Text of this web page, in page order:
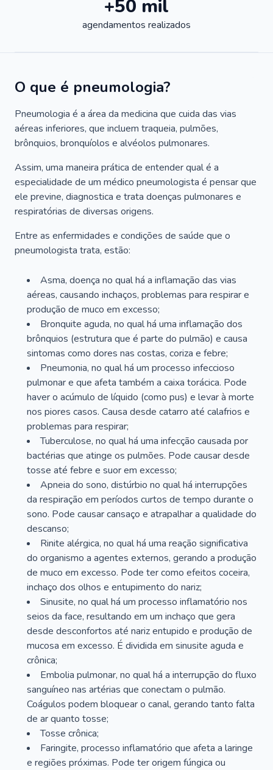
+50 mil
agendamentos realizados
O que é pneumologia?
Pneumologia é a área da medicina que cuida das vias
aéreas inferiores, que incluem traqueia, pulmões,
brônquios, bronquíolos e alvéolos pulmonares.
Assim, uma maneira prática de entender qual é a
especialidade de um médico pneumologista é pensar que
ele previne, diagnostica e trata doenças pulmonares e
respiratórias de diversas origens.
Entre as enfermidades e condições de saúde que o
pneumologista trata, estão:
Asma, doença no qual há a inflamação das vias
aéreas, causando inchaços, problemas para respirar e
produção de muco em excesso;
Bronquite aguda, no qual há uma inflamação dos
brônquios (estrutura que é parte do pulmão) e causa
sintomas como dores nas costas, coriza e febre;
Pneumonia, no qual há um processo infeccioso
pulmonar e que afeta também a caixa torácica. Pode
haver o acúmulo de líquido (como pus) e levar à morte
nos piores casos. Causa desde catarro até calafrios e
problemas para respirar;
Tuberculose, no qual há uma infecção causada por
bactérias que atinge os pulmões. Pode causar desde
tosse até febre e suor em excesso;
Apneia do sono, distúrbio no qual há interrupções
da respiração em períodos curtos de tempo durante o
sono. Pode causar cansaço e atrapalhar a qualidade do
descanso;
Rinite alérgica, no qual há uma reação significativa
do organismo a agentes externos, gerando a produção
de muco em excesso. Pode ter como efeitos coceira,
inchaço dos olhos e entupimento do nariz;
Sinusite, no qual há um processo inflamatório nos
seios da face, resultando em um inchaço que gera
desde desconfortos até nariz entupido e produção de
mucosa em excesso. É dividida em sinusite aguda e
crônica;
Embolia pulmonar, no qual há a interrupção do fluxo
sanguíneo nas artérias que conectam o pulmão.
Coágulos podem bloquear o canal, gerando tanto falta
de ar quanto tosse;
Tosse crônica;
Faringite, processo inflamatório que afeta a laringe
e regiões próximas. Pode ter origem fúngica ou